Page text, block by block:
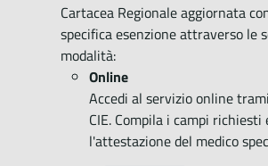
Cartacea Regionale aggiornata
specifica esenzione attraverso le
modalità:
Online
Accedi al servizio online
CIE. Compila i campi richiesti
l'attestazione del medico